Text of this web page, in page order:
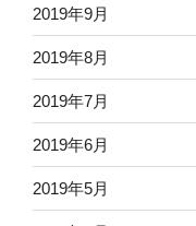
2019年9月
2019年8月
2019年7月
2019年6月
2019年5月